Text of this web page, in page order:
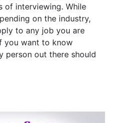
of interviewing. While
on the industry,
to any job you are
you want to know
person out there should